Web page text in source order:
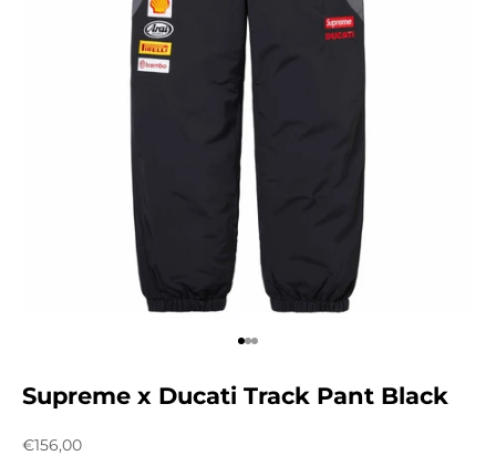
Aller à l'élément 1
Aller à l'élément 2
Aller à l'élément 3
Supreme x Ducati Track Pant Black
Prix de vente
€156,00